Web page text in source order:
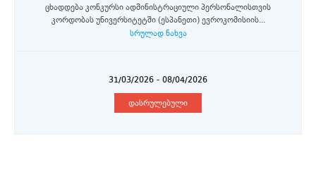
ცხადდება კონკურსი ადმინისტრაციული პერსონალისთვის
კორდობას უნივერსიტეტში (ესპანეთი) ევროკომისიის...
სრულად ნახვა
31/03/2026 - 08/04/2026
დასრულებული